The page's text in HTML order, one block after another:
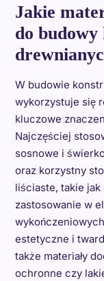
Jakie
do
W budowie
wykorzystuje się
kluczowe
Najczęściej
sosnowe i
oraz korzystny
liściaste, takie
zastosowanie w
estetyczne i
także materiały
ochronne czy